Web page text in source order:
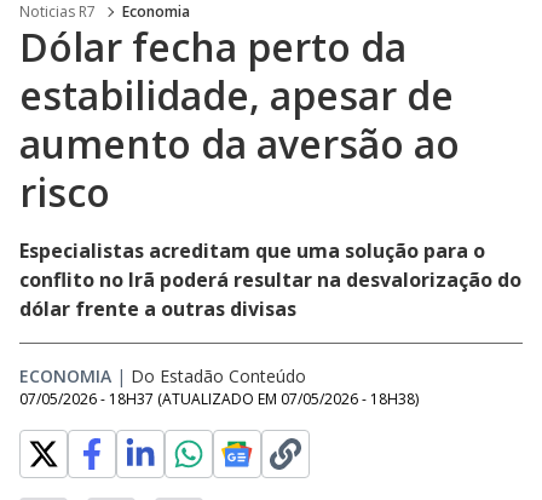
Noticias R7 Economia
Dólar fecha perto da
estabilidade, apesar de
aumento da aversão ao
risco
Especialistas acreditam que uma solução para o
conflito no Irã poderá resultar na desvalorização do
dólar frente a outras divisas
ECONOMIA | Do Estadão Conteúdo
07/05/2026 - 18H37 (ATUALIZADO EM 07/05/2026 - 18H38)